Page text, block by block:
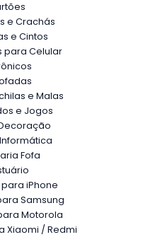
e Crachás
e Cintos
para Celular
e Malas
e Jogos
Fofa
iPhone
Samsung
Motorola
Xiaomi / Redmi